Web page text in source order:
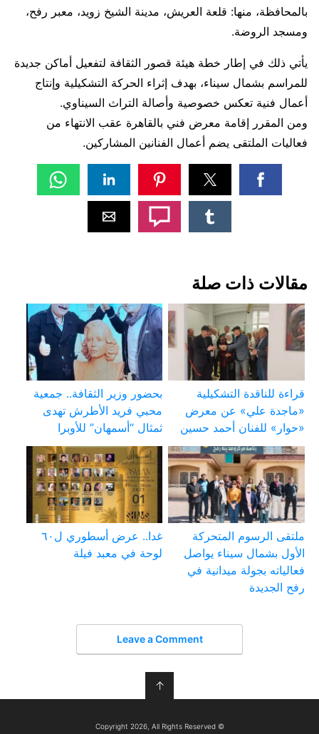
بالمحافظة، منها: قلعة العريش، مدينة الشيخ زويد، معبر رفح،
ومسجد الروضة.
يأتي ذلك في إطار خطة هيئة قصور الثقافة لتفعيل أماكن جديدة
للمراسم بشمال سيناء، بهدف إثراء الحركة التشكيلية وإنتاج
أعمال فنية تعكس خصوصية وأصالة التراث السيناوي.
ومن المقرر إقامة معرض فني بالقاهرة عقب الانتهاء من
فعاليات الملتقى يضم أعمال الفنانين المشاركين.
مقالات ذات صلة
قراءة للناقدة التشكيلية
«ماجدة علي» عن معرض
«حوار» للفنان أحمد حسين
بحضور وزير الثقافة.. جمعية
محبي فريد الأطرش تهدى
ثمثال “أسمهان” للأوبرا
ملتقى الرسوم المتحركة
الأول بشمال سيناء يواصل
فعالياته بجولة ميدانية في
رفح الجديدة
غدا.. عرض أسطوري ل٦٠
لوحة في معبد فيلة
Leave a Comment
↑
© Copyright 2026, All Rights Reserved